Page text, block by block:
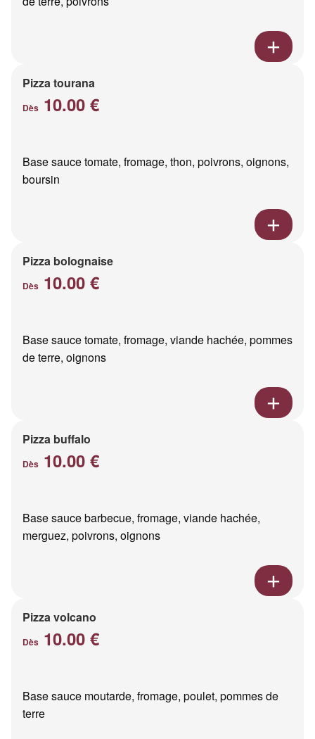
Pizza tourana
Dès 10.00 €
Base sauce tomate, fromage, thon, poivrons, oignons,
boursin
Pizza bolognaise
Dès 10.00 €
Base sauce tomate, fromage, viande hachée, pommes
de terre, oignons
Pizza buffalo
Dès 10.00 €
Base sauce barbecue, fromage, viande hachée,
merguez, poivrons, oignons
Pizza volcano
Dès 10.00 €
Base sauce moutarde, fromage, poulet, pommes de
terre